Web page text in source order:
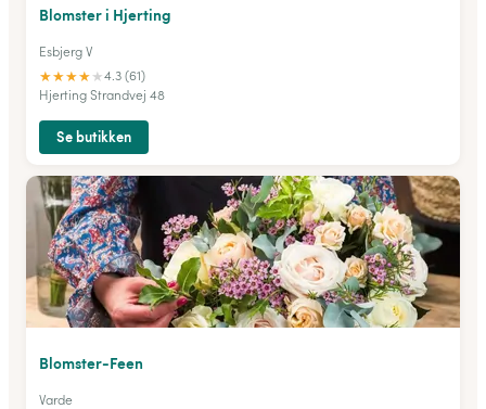
Blomster i Hjerting
Esbjerg V
★★★★★4.3 (61)
Hjerting Strandvej 48
Se butikken
Blomster-Feen
Varde